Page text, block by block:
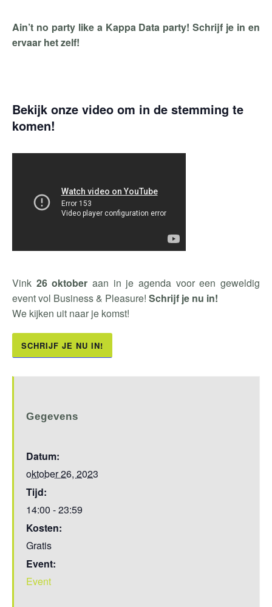
Ain’t no party like a Kappa Data party! Schrijf je in en
ervaar het zelf!
Bekijk onze video om in de stemming te
komen!
Vink 26 oktober aan in je agenda voor een geweldig
event vol Business & Pleasure! Schrijf je nu in!
We kijken uit naar je komst!
SCHRIJF JE NU IN!
Gegevens
Datum:
oktober 26, 2023
Tijd:
14:00 - 23:59
Kosten:
Gratis
Event:
Event